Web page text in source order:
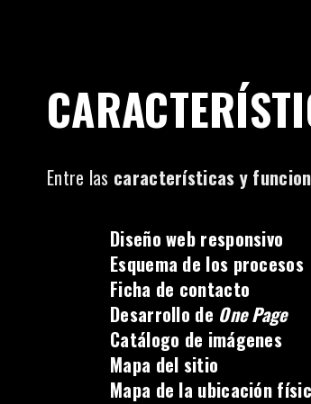
Entre las características y
Diseño web responsivo
Esquema de los procesos
Ficha de contacto
Desarrollo de One Page
Catálogo de imágenes
Mapa del sitio
Mapa de la ubicación